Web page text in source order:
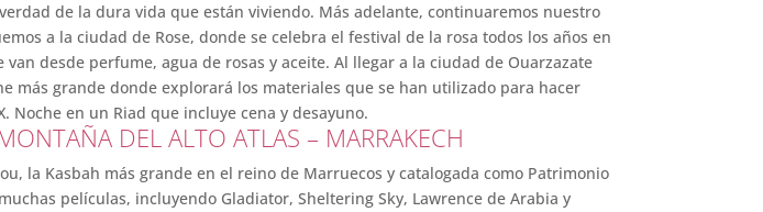
de la dura vida que están viviendo. Más adelante, continuaremos nuestro
a la ciudad de Rose, donde se celebra el festival de la rosa todos los años en
desde perfume, agua de rosas y aceite. Al llegar a la ciudad de Ouarzazate
más grande donde explorará los materiales que se han utilizado para hacer
Noche en un Riad que incluye cena y desayuno.
DEL ALTO ATLAS – MARRAKECH
la Kasbah más grande en el reino de Marruecos y catalogada como Patrimonio
películas, incluyendo Gladiator, Sheltering Sky, Lawrence de Arabia y